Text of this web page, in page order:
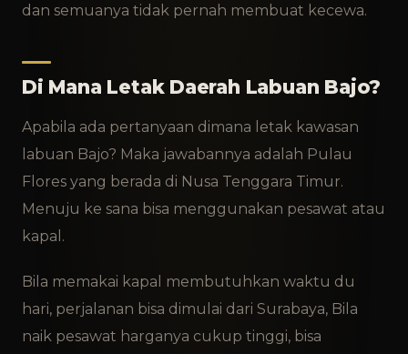
dan semuanya tidak pernah membuat kecewa.
Di Mana Letak Daerah Labuan Bajo?
Apabila ada pertanyaan dimana letak kawasan
labuan Bajo? Maka jawabannya adalah Pulau
Flores yang berada di Nusa Tenggara Timur.
Menuju ke sana bisa menggunakan pesawat atau
kapal.
Bila memakai kapal membutuhkan waktu du
hari, perjalanan bisa dimulai dari Surabaya, Bila
naik pesawat harganya cukup tinggi, bisa